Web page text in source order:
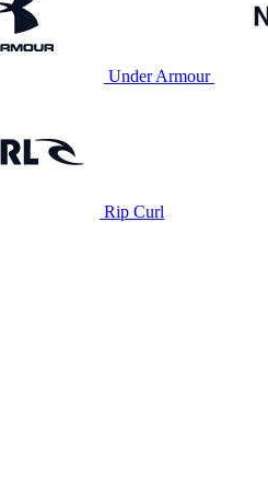
Under Armour
Rip Curl